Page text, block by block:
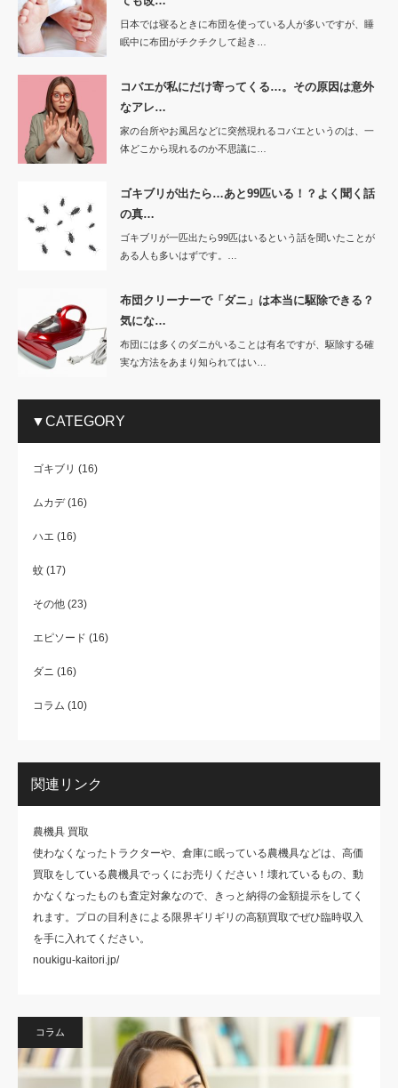
日本では寝るときに布団を使っている人が多いですが、睡
眠中に布団がチクチクして起き…
コバエが私にだけ寄ってくる…。その原因は意外
なアレ…
家の台所やお風呂などに突然現れるコバエというのは、一
体どこから現れるのか不思議に…
ゴキブリが出たら…あと99匹いる！？よく聞く話
の真…
ゴキブリが一匹出たら99匹はいるという話を聞いたことが
ある人も多いはずです。…
布団クリーナーで「ダニ」は本当に駆除できる？
気にな…
布団には多くのダニがいることは有名ですが、駆除する確
実な方法をあまり知られてはい…
▼CATEGORY
ゴキブリ (16)
ムカデ(16)
ハエ (16)
蚊 (17)
その他 (23)
エピソード (16)
ダニ (16)
コラム (10)
関連リンク
農機具 買取
使わなくなったトラクターや、倉庫に眠っている農機具などは、高価
買取をしている農機具でっくにお売りください！壊れているもの、動
かなくなったものも査定対象なので、きっと納得の金額提示をしてく
れます。プロの目利きによる限界ギリギリの高額買取でぜひ臨時収入
を手に入れてください。
noukigu-kaitori.jp/
コラム